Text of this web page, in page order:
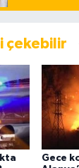
çekebilir
Gece